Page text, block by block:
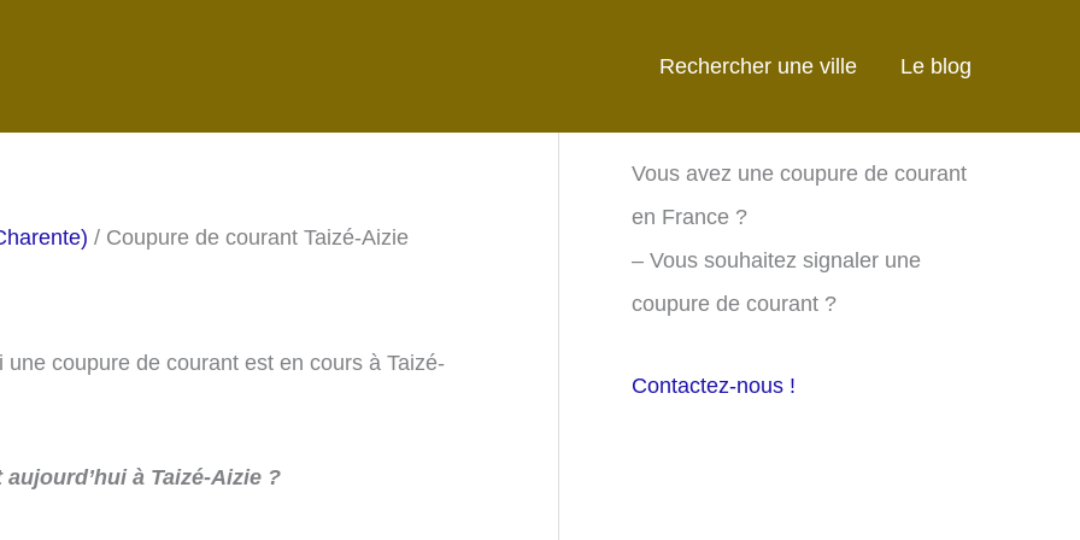
Rechercher une ville Le blog
/ Coupure de courant Taizé-Aizie
coupure de courant est en cours à Taizé-
à Taizé-Aizie ?
Vous avez une coupure de courant
en France ?
– Vous souhaitez signaler une
coupure de courant ?
Contactez-nous !